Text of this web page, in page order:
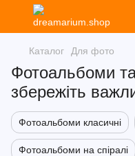
Каталог Для фото
Фотоальбоми
збережіть
Фотоальбоми класичні
Фотоальбоми на спіралі